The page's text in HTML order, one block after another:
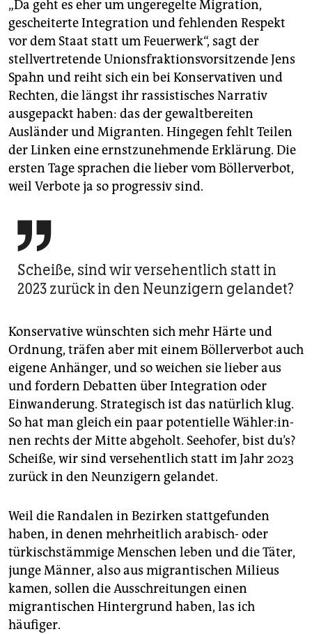
„Da geht es eher um ungeregelte Migration,
gescheiterte Integration und fehlenden Respekt
vor dem Staat statt um Feuerwerk“, sagt der
stellvertretende Unionsfraktionsvorsitzende Jens
Spahn und reiht sich ein bei Konservativen und
Rechten, die längst ihr rassistisches Narrativ
ausgepackt haben: das der gewaltbereiten
Ausländer und Migranten. Hingegen fehlt Teilen
der Linken eine ernstzunehmende Erklärung. Die
ersten Tage sprachen die lieber vom Böllerverbot,
weil Verbote ja so progressiv sind.

Scheiße, sind wir ver­sehentlich statt in
2023 zurück in den Neunzigern gelandet?
Konservative wünschten sich mehr Härte und
Ordnung, träfen aber mit einem Böllerverbot auch
eigene Anhänger, und so weichen sie lieber aus
und fordern Debatten über Integration oder
Einwanderung. Strategisch ist das natürlich klug.
So hat man gleich ein paar potentielle Wäh­le­r:in­
nen rechts der Mitte abgeholt. Seehofer, bist du’s?
Scheiße, wir sind versehentlich statt im Jahr 2023
zurück in den Neunzigern gelandet.
Weil die Randalen in Bezirken stattgefunden
haben, in denen mehrheitlich arabisch- oder
türkischstämmige Menschen leben und die Täter,
junge Männer, also aus migrantischen Milieus
kamen, sollen die Ausschreitungen einen
migrantischen Hintergrund haben, las ich
häufiger.